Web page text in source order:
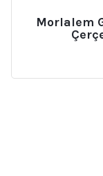
Morlalem